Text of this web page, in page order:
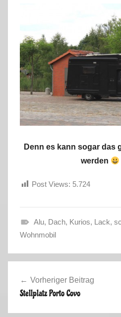
Denn es kann sogar das
werden
Post Views: 5.724
K
r
s
e
Alu, Dach, Kurios, Lack,
Wohnmobil
Vorheriger Beitrag
Stellplatz Porto Covo